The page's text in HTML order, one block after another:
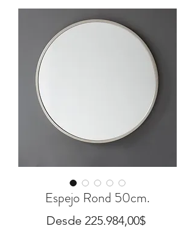
Espejo Rond 50cm.
Desde 225.984,00$Precio